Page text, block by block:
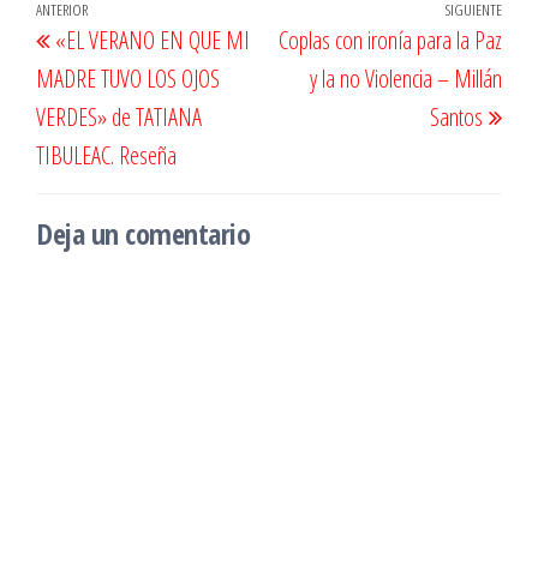
Navegación
de
entradas
Entrada
anterior
ANTERIOR
«EL VERANO EN QUE MI
MADRE TUVO LOS OJOS
VERDES» de TATIANA
TIBULEAC. Reseña
SIGUIENTE
Coplas con ironía para la Paz
y la no Violencia – Millán
Santos
Deja un comentario